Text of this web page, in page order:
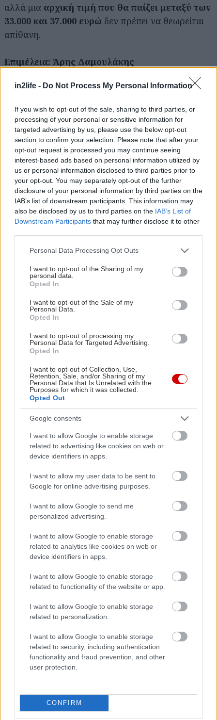
in2life - Do Not Process My Personal Information
If you wish to opt-out of the sale, sharing to third parties, or
processing of your personal or sensitive information for
targeted advertising by us, please use the below opt-out
section to confirm your selection. Please note that after your
opt-out request is processed you may continue seeing
interest-based ads based on personal information utilized by
us or personal information disclosed to third parties prior to
your opt-out. You may separately opt-out of the further
disclosure of your personal information by third parties on the
IAB’s list of downstream participants. This information may
also be disclosed by us to third parties on the IAB’s List of
Downstream Participants that may further disclose it to other
Please note that this website/app uses one or more Google
not limited to your visit or usage behaviour. You may click to
grant or deny consent to Google and its third-party tags to
use your data for below specified purposes in below Google
consent section.
Personal Data Processing Opt Outs
I want to opt-out of the Sharing of my
personal data.
Opted In
I want to opt-out of the Sale of my
Personal Data.
Opted In
I want to opt-out of processing my
Personal Data for Targeted Advertising.
Opted In
I want to opt-out of Collection, Use,
Retention, Sale, and/or Sharing of my
Personal Data that Is Unrelated with the
Purposes for which it was collected.
Opted Out
Google consents
I want to allow Google to enable storage
related to advertising like cookies on web or
device identifiers in apps.
I want to allow my user data to be sent to
Google for online advertising purposes.
I want to allow Google to send me
personalized advertising.
I want to allow Google to enable storage
related to analytics like cookies on web or
device identifiers in apps.
I want to allow Google to enable storage
related to functionality of the website or app.
I want to allow Google to enable storage
related to personalization.
I want to allow Google to enable storage
related to security, including authentication
functionality and fraud prevention, and other
user protection.
CONFIRM
αλλά μια αρχική τιμή που θα παίζει μεταξύ των
33.000 και 37.000 ευρώ δεν πρέπει να θεωρείται
απίθανη.
Επιμέλεια: Άρης Δαμουλάκης
Το επίσημο site του BMW Concept X1
Παρουσίαση στο Auto Blog
Φωτογραφίες από την παρουσίαση στο
Σαλόνι Αυτοκινήτου Παρισιού
Διαβάστε επίσης